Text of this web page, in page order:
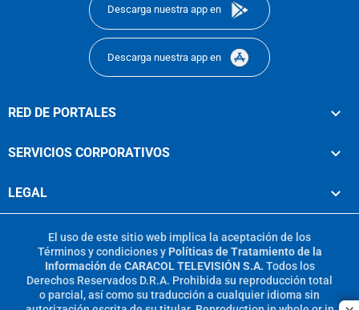
Descarga nuestra app en
Descarga nuestra app en
RED DE PORTALES
SERVICIOS CORPORATIVOS
LEGAL
El uso de este sitio web implica la aceptación de los
Términos y condicionesy Políticas de Tratamiento de la
Información de CARACOL TELEVISIÓN S.A. Todos los
Derechos Reservados D.R.A. Prohibida su reproducción total
o parcial, así como su traducción a cualquier idioma sin